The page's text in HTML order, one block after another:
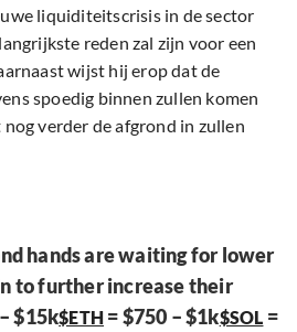
liquiditeitscrisis in de sector
reden zal zijn voor een
wijst hij erop dat de
spoedig binnen zullen komen
verder de afgrond in zullen
hands are waiting for lower
to further increase their
$15k$ETH = $750 – $1k$SOL =